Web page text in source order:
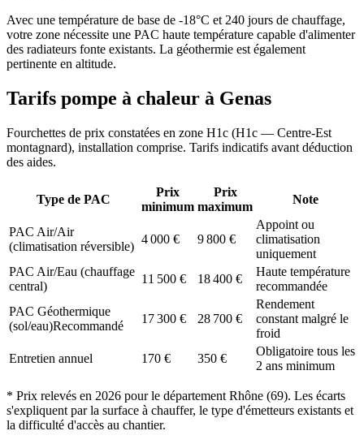
Avec une température de base de -18°C et 240 jours de chauffage,
votre zone nécessite une PAC haute température capable d'alimenter
des radiateurs fonte existants. La géothermie est également
pertinente en altitude.
Tarifs pompe à chaleur à Genas
Fourchettes de prix constatées en zone H1c (H1c — Centre-Est
montagnard), installation comprise. Tarifs indicatifs avant déduction
des aides.
Type de PAC
Prix
minimum
Prix
maximum
Note
PAC Air/Air
(climatisation réversible)
4 000 € 9 800 €
Appoint ou
climatisation
uniquement
PAC Air/Eau (chauffage
central)
11 500 € 18 400 €
Haute température
recommandée
PAC Géothermique
(sol/eau)Recommandé
17 300 € 28 700 €
Rendement
constant malgré le
froid
Entretien annuel
170 € 350 €
Obligatoire tous les
2 ans minimum
* Prix relevés en 2026 pour le département Rhône (69). Les écarts
s'expliquent par la surface à chauffer, le type d'émetteurs existants et
la difficulté d'accès au chantier.